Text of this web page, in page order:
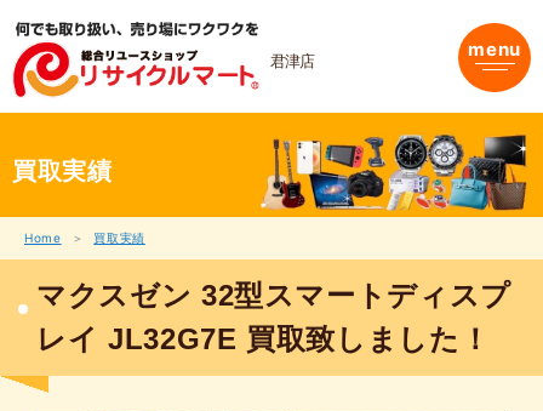
ス
君津店 menu
買取実績
Home 買取実績
マクスゼン 32型スマートディスプ
レイ JL32G7E 買取致しました！